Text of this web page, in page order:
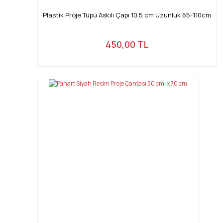
Plastik Proje Tüpü Askılı Çapı 10,5 cm Uzunluk 65-110cm
450,00 TL